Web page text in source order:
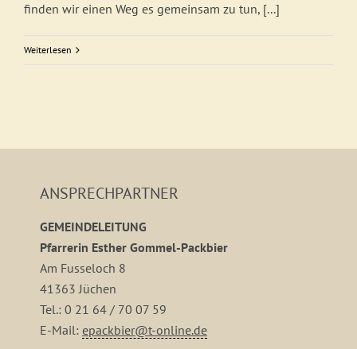
finden wir einen Weg es gemeinsam zu tun, [...]
Weiterlesen
ANSPRECHPARTNER
GEMEINDELEITUNG
Pfarrerin Esther Gommel-Packbier
Am Fusseloch 8
41363 Jüchen
Tel.: 0 21 64 / 70 07 59
E-Mail: epackbier@t-online.de